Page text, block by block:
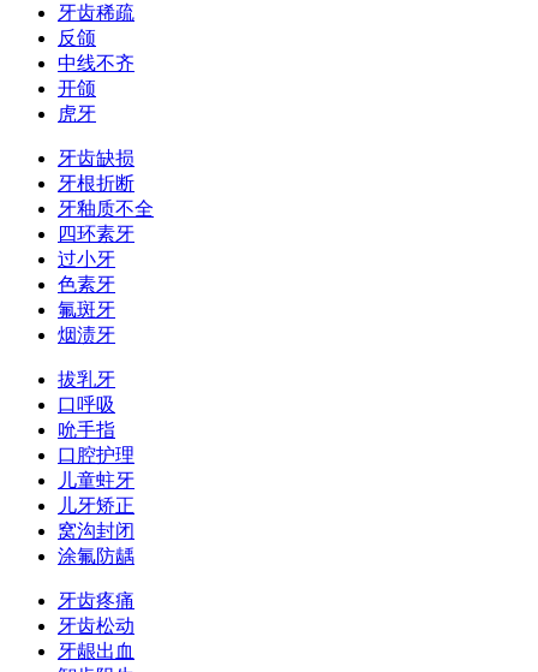
牙齿稀疏
反颌
中线不齐
开颌
虎牙
牙齿缺损
牙根折断
牙釉质不全
四环素牙
过小牙
色素牙
氟斑牙
烟渍牙
拔乳牙
口呼吸
吮手指
口腔护理
儿童蛀牙
儿牙矫正
窝沟封闭
涂氟防龋
牙齿疼痛
牙齿松动
牙龈出血